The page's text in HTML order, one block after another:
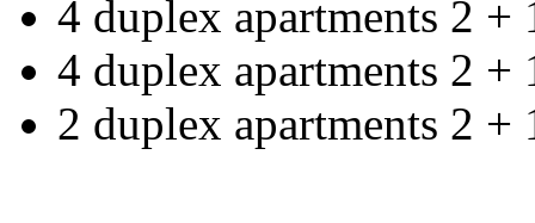
4 duplex apartments 2 +
4 duplex apartments 2 +
2 duplex apartments 2 +